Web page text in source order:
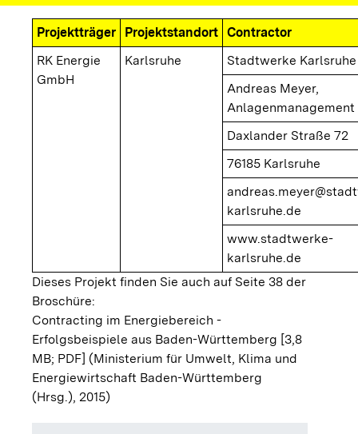
Projektträger Projektstandort Contractor
RK Energie
GmbH
Karlsruhe
Stadtwerke
Andreas Meyer,
Anlagenmanagement
Daxlander Straße 72
76185 Karlsruhe
karlsruhe.de
www.stadtwerke-
karlsruhe.de
Dieses Projekt finden Sie auch auf Seite 38 der
Broschüre:
Contracting im Energiebereich -
Erfolgsbeispiele aus Baden-Württemberg [3,8
MB; PDF] (Ministerium für Umwelt, Klima und
Energiewirtschaft Baden-Württemberg
(Hrsg.), 2015)